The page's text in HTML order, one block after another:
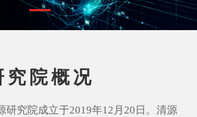
究院概况
研究院成立于2019年12月20日。清源